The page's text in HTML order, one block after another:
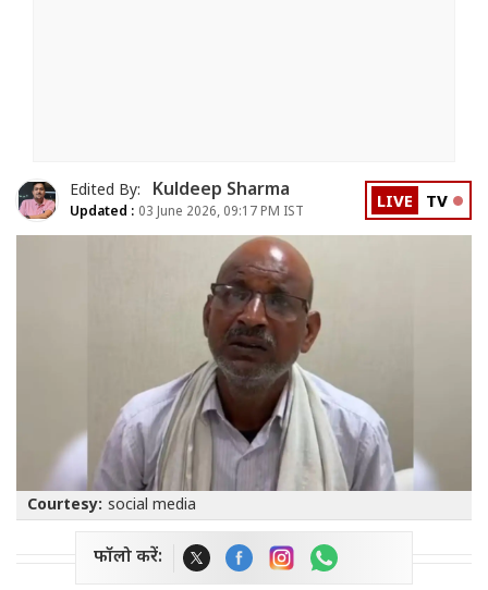
Edited By: Kuldeep Sharma
Updated : 03 June 2026, 09:17 PM IST LIVE TV
Courtesy: social media
फॉलो करें: